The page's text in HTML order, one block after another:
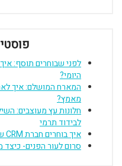
לפני שבוחרים תוסף:
היומי?
המארח המושלם: איך
מאמץ?
חלונות עץ מעוצבים:
לבידוד תרמי
איך בוחרים חברת CRM שמתאימה לעסק?
סרום לעור הפנים-